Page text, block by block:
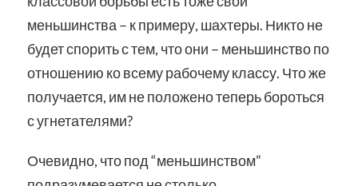
меньшинства – к примеру, шахтеры. Никто не
будет спорить с тем, что они – меньшинство по
отношению ко всему рабочему классу. Что же
получается, им не положено теперь бороться
с угнетателями?
Очевидно, что под “меньшинством”